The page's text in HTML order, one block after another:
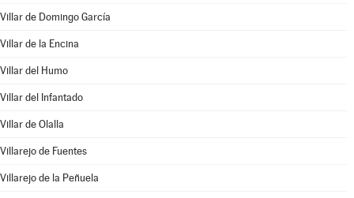
Villar de Domingo García
Villar de la Encina
Villar del Humo
Villar del Infantado
Villar de Olalla
Villarejo de Fuentes
Villarejo de la Peñuela